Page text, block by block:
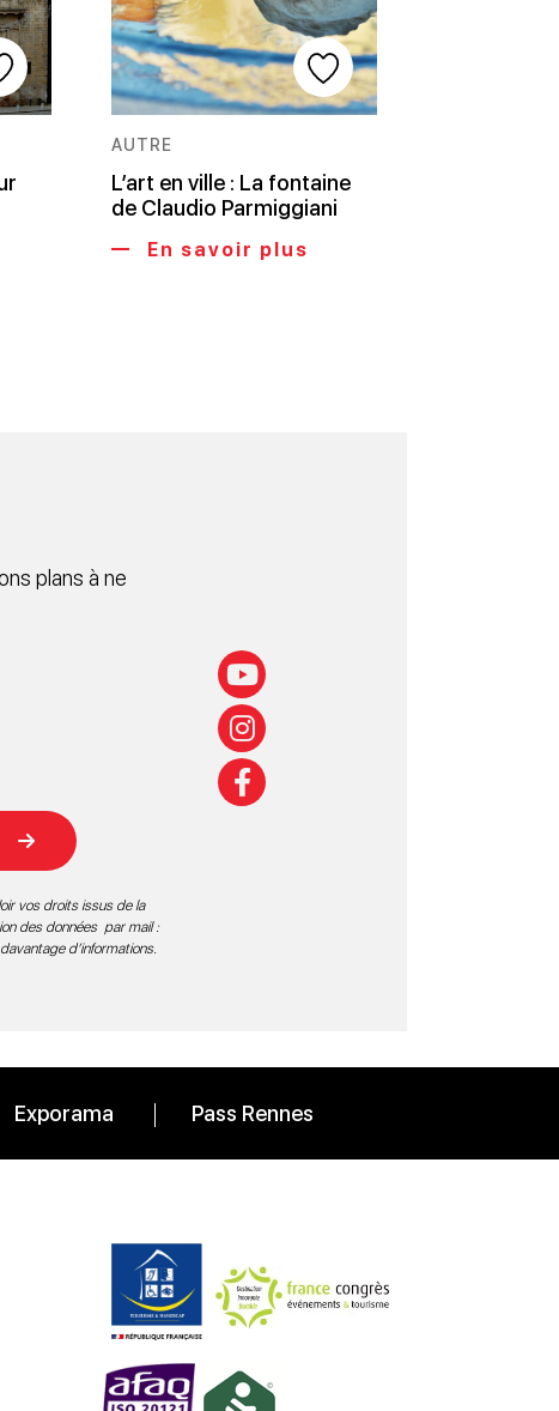
AUTRE
L’art en ville : La fontaine
de Claudio Parmiggiani
En savoir plus
plans à ne
vos droits issus de la
des données par mail :
d’informations.
Exporama Pass Rennes